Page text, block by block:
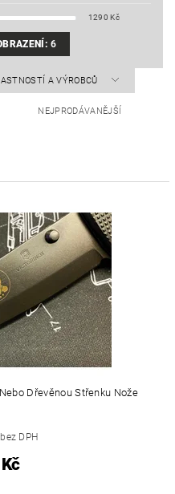
1290 Kč
6
A VÝROBCŮ
NEJPRODÁVANĚJŠÍ
Dřevěnou Střenku Nože
DPH